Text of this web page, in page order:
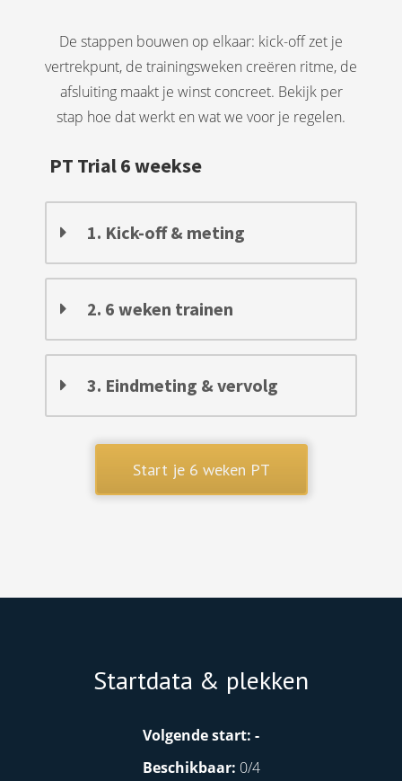
De stappen bouwen op elkaar: kick-off zet je
vertrekpunt, de trainingsweken creëren ritme, de
afsluiting maakt je winst concreet. Bekijk per
stap hoe dat werkt en wat we voor je regelen.
PT Trial 6 weekse
1. Kick-off & meting
2. 6 weken trainen
3. Eindmeting & vervolg
Start je 6 weken PT
Startdata & plekken
Volgende start: -
Beschikbaar: 0/4